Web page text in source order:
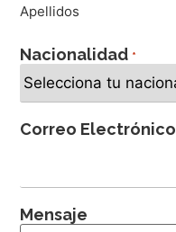
Apellidos
Nacionalidad *
Correo Electrónico
Mensaje